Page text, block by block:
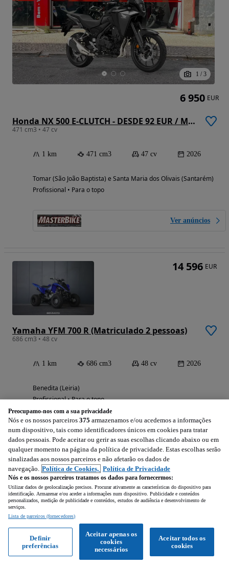
1 / 3
Honda NX 500 E-CLUTCH - DESDE 92 EUR / MÊS !!
471 cm3 • 47 cv
1 km 471 cm3 47 cv 2026
Tomar (São João Baptista) e Santa Maria dos Olivais (Santarém)
Profissional • Para o topo
Ver anúncios
6 950 EUR
Yamaha YFM 700 R (Matriculado 2 pessoas)
686 cm3 • 48 cv
1 km 686 cm3 48 cv 2026
Benedita (Leiria)
Profissional • Para o topo
Ver anúncios
14 596 EUR
Preocupamo-nos com a sua privacidade
Nós e os nossos parceiros 375 armazenamos e/ou acedemos a informações
num dispositivo, tais como identificadores únicos em cookies para tratar
dados pessoais. Pode aceitar ou gerir as suas escolhas clicando abaixo ou em
qualquer momento na página da política de privacidade. Estas escolhas serão
sinalizadas aos nossos parceiros e não afetarão os dados de
navegação. Política de Cookies, Política de Privacidade
Nós e os nossos parceiros tratamos os dados para fornecermos:
Utilizar dados de geolocalização precisos. Procurar ativamente as características do dispositivo para
identificação. Armazenar e/ou aceder a informações num dispositivo. Publicidade e conteúdos
personalizados, medição de publicidade e conteúdos, estudos de audiência e desenvolvimento de
serviços.
Lista de parceiros (fornecedores)
Aceitar todos os
cookies
Aceitar apenas os
cookies
necessários
Definir
preferências